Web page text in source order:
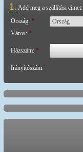
1. Add meg a szállítási címet:
Ország: *
Város: *
Házszám: *
Irányítószám: